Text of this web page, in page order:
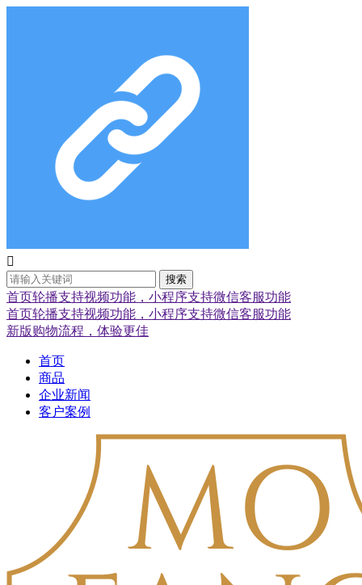

搜索
首页轮播支持视频功能，小程序支持微信客服功能
首页轮播支持视频功能，小程序支持微信客服功能
新版购物流程，体验更佳
首页
商品
企业新闻
客户案例